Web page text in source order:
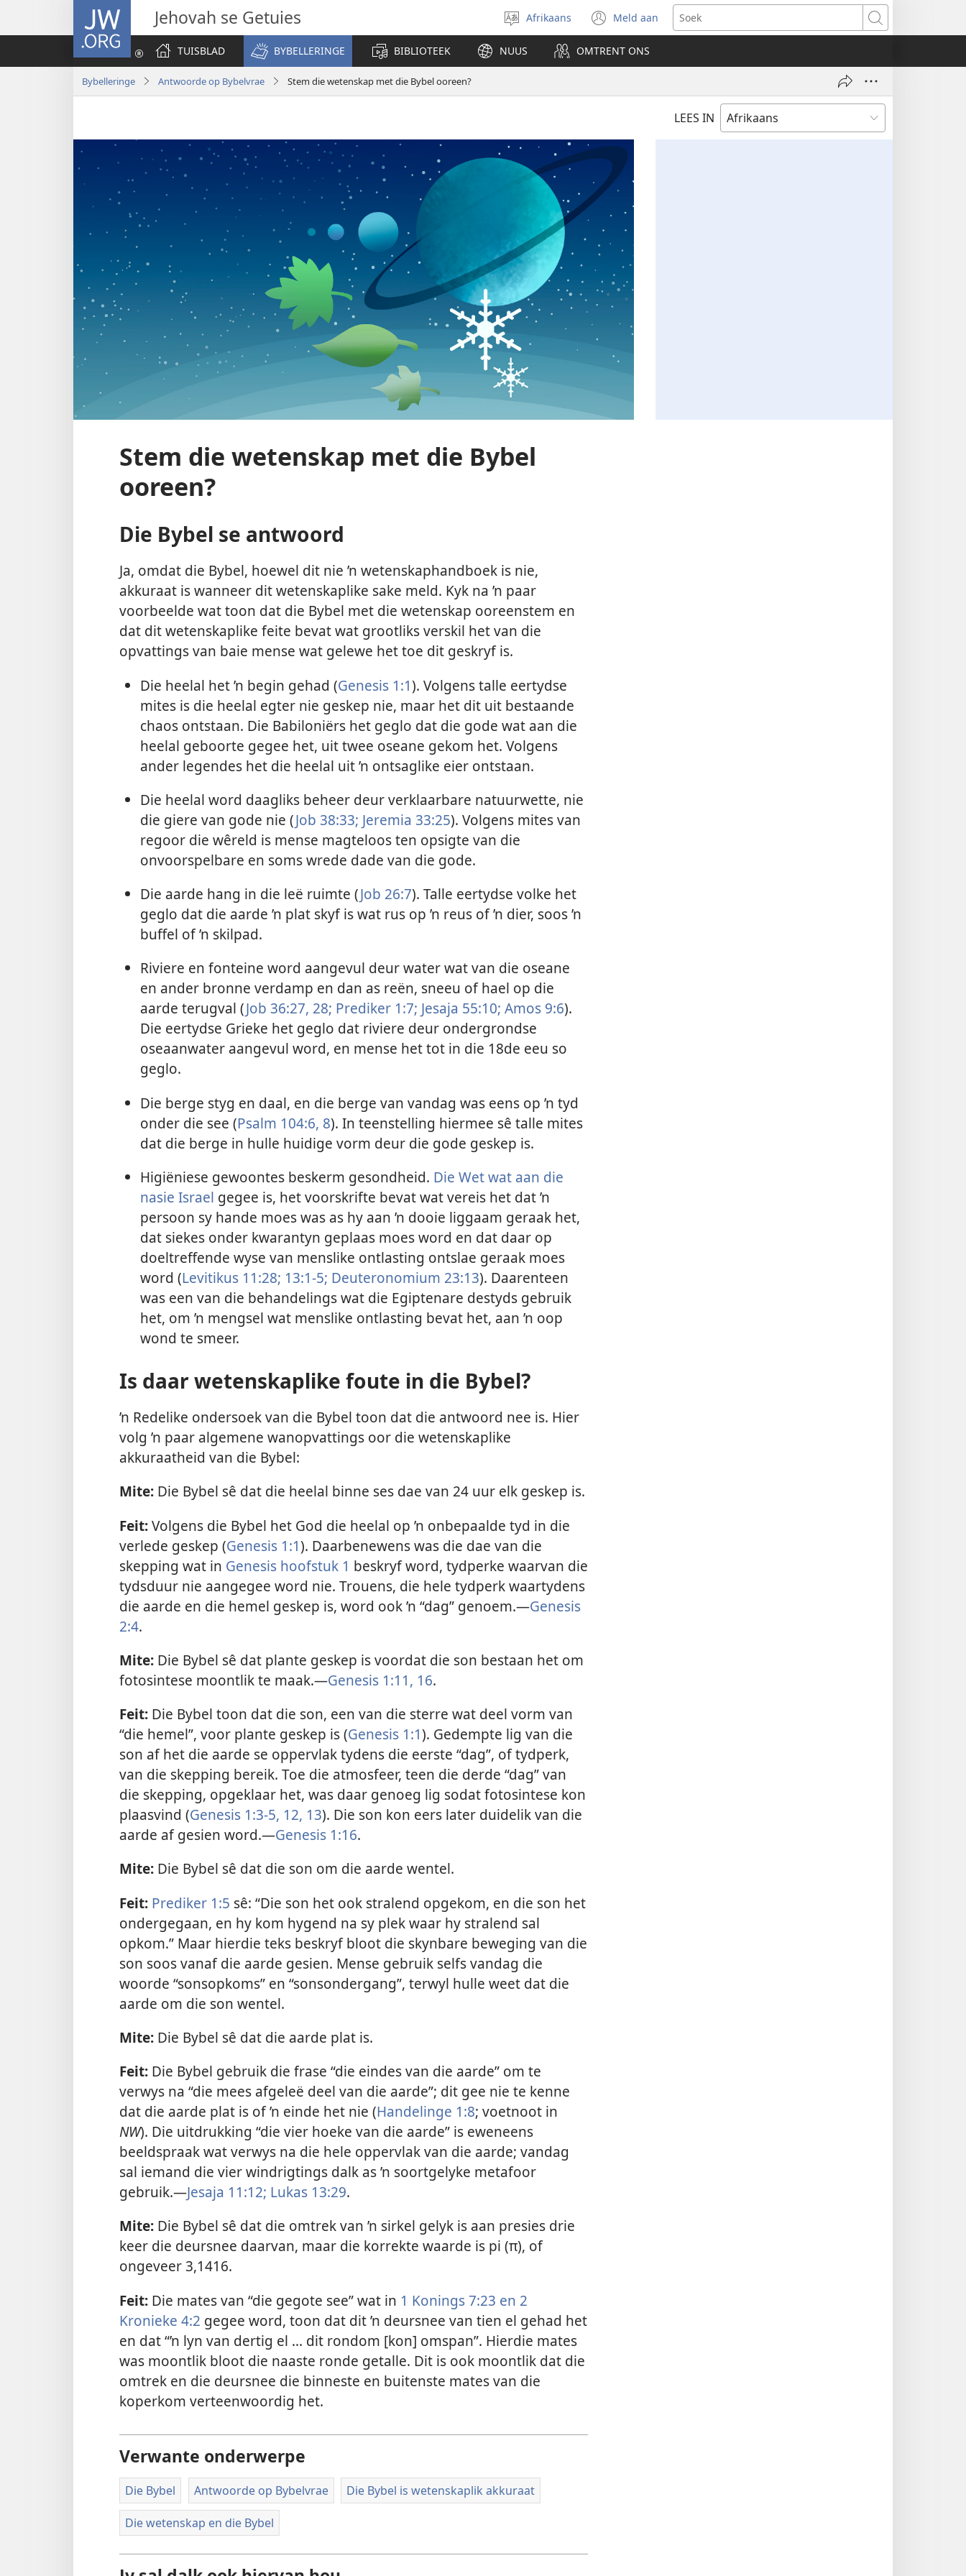
JW.ORG Jehovah se Getuies
Kies
taal
Afrikaans Meld aan
(maak
nuwe
venster
oop)
Soek
TUISBLAD
BYBELLERINGE BIBLIOTEEK NUUS OMTRENT ONS
Bybelleringe Antwoorde op Bybelvrae Stem die wetenskap met die Bybel ooreen?
LEES IN
Stem die wetenskap met die Bybel
ooreen?
Die Bybel se antwoord
Ja, omdat die Bybel, hoewel dit nie ’n wetenskaphandboek is nie,
akkuraat is wanneer dit wetenskaplike sake meld. Kyk na ’n paar
voorbeelde wat toon dat die Bybel met die wetenskap ooreenstem en
dat dit wetenskaplike feite bevat wat grootliks verskil het van die
opvattings van baie mense wat gelewe het toe dit geskryf is.
Die heelal het ’n begin gehad (Genesis 1:1). Volgens talle eertydse
mites is die heelal egter nie geskep nie, maar het dit uit bestaande
chaos ontstaan. Die Babiloniërs het geglo dat die gode wat aan die
heelal geboorte gegee het, uit twee oseane gekom het. Volgens
ander legendes het die heelal uit ’n ontsaglike eier ontstaan.
Die heelal word daagliks beheer deur verklaarbare natuurwette, nie
die giere van gode nie (Job 38:33; Jeremia 33:25). Volgens mites van
regoor die wêreld is mense magteloos ten opsigte van die
onvoorspelbare en soms wrede dade van die gode.
Die aarde hang in die leë ruimte (Job 26:7). Talle eertydse volke het
geglo dat die aarde ’n plat skyf is wat rus op ’n reus of ’n dier, soos ’n
buffel of ’n skilpad.
Riviere en fonteine word aangevul deur water wat van die oseane
en ander bronne verdamp en dan as reën, sneeu of hael op die
aarde terugval (Job 36:27, 28; Prediker 1:7; Jesaja 55:10; Amos 9:6).
Die eertydse Grieke het geglo dat riviere deur ondergrondse
oseaanwater aangevul word, en mense het tot in die 18de eeu so
geglo.
Die berge styg en daal, en die berge van vandag was eens op ’n tyd
onder die see (Psalm 104:6, 8). In teenstelling hiermee sê talle mites
dat die berge in hulle huidige vorm deur die gode geskep is.
Higiëniese gewoontes beskerm gesondheid. Die Wet wat aan die
nasie Israel gegee is, het voorskrifte bevat wat vereis het dat ’n
persoon sy hande moes was as hy aan ’n dooie liggaam geraak het,
dat siekes onder kwarantyn geplaas moes word en dat daar op
doeltreffende wyse van menslike ontlasting ontslae geraak moes
word (Levitikus 11:28; 13:1-5; Deuteronomium 23:13). Daarenteen
was een van die behandelings wat die Egiptenare destyds gebruik
het, om ’n mengsel wat menslike ontlasting bevat het, aan ’n oop
wond te smeer.
Is daar wetenskaplike foute in die Bybel?
’n Redelike ondersoek van die Bybel toon dat die antwoord nee is. Hier
volg ’n paar algemene wanopvattings oor die wetenskaplike
akkuraatheid van die Bybel:
Mite: Die Bybel sê dat die heelal binne ses dae van 24 uur elk geskep is.
Feit:Volgens die Bybel het God die heelal op ’n onbepaalde tyd in die
verlede geskep (Genesis 1:1). Daarbenewens was die dae van die
skepping wat in Genesis hoofstuk 1 beskryf word, tydperke waarvan die
tydsduur nie aangegee word nie. Trouens, die hele tydperk waartydens
die aarde en die hemel geskep is, word ook ’n “dag” genoem.—Genesis
2:4.
Mite: Die Bybel sê dat plante geskep is voordat die son bestaan het om
fotosintese moontlik te maak.—Genesis 1:11, 16.
Feit: Die Bybel toon dat die son, een van die sterre wat deel vorm van
“die hemel”, voor plante geskep is (Genesis 1:1). Gedempte lig van die
son af het die aarde se oppervlak tydens die eerste “dag”, of tydperk,
van die skepping bereik. Toe die atmosfeer, teen die derde “dag” van
die skepping, opgeklaar het, was daar genoeg lig sodat fotosintese kon
plaasvind (Genesis 1:3-5, 12, 13). Die son kon eers later duidelik van die
aarde af gesien word.—Genesis 1:16.
Mite: Die Bybel sê dat die son om die aarde wentel.
Feit: Prediker 1:5 sê: “Die son het ook stralend opgekom, en die son het
ondergegaan, en hy kom hygend na sy plek waar hy stralend sal
opkom.” Maar hierdie teks beskryf bloot die skynbare beweging van die
son soos vanaf die aarde gesien. Mense gebruik selfs vandag die
woorde “sonsopkoms” en “sonsondergang”, terwyl hulle weet dat die
aarde om die son wentel.
Mite: Die Bybel sê dat die aarde plat is.
Feit: Die Bybel gebruik die frase “die eindes van die aarde” om te
verwys na “die mees afgeleë deel van die aarde”; dit gee nie te kenne
dat die aarde plat is of ’n einde het nie (Handelinge 1:8; voetnoot in
NW). Die uitdrukking “die vier hoeke van die aarde” is eweneens
beeldspraak wat verwys na die hele oppervlak van die aarde; vandag
sal iemand die vier windrigtings dalk as ’n soortgelyke metafoor
gebruik.—Jesaja 11:12; Lukas 13:29.
Mite: Die Bybel sê dat die omtrek van ’n sirkel gelyk is aan presies drie
keer die deursnee daarvan, maar die korrekte waarde is pi (π), of
ongeveer 3,1416.
Feit: Die mates van “die gegote see” wat in 1 Konings 7:23 en 2
Kronieke 4:2 gegee word, toon dat dit ’n deursnee van tien el gehad het
en dat “’n lyn van dertig el ... dit rondom [kon] omspan”. Hierdie mates
was moontlik bloot die naaste ronde getalle. Dit is ook moontlik dat die
omtrek en die deursnee die binneste en buitenste mates van die
koperkom verteenwoordig het.
Verwante onderwerpe
Die Bybel Antwoorde op Bybelvrae Die Bybel is wetenskaplik akkuraat
Die wetenskap en die Bybel